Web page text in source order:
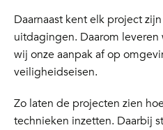
Daarnaast kent elk project
uitdagingen. Daarom
wij onze aanpak af op
veiligheidseisen.
Zo laten de projecten zien
technieken inzetten. Daarbij